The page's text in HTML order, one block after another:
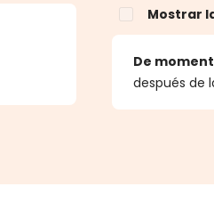
de 0 de 5 estrellas
Mostrar
De
después de